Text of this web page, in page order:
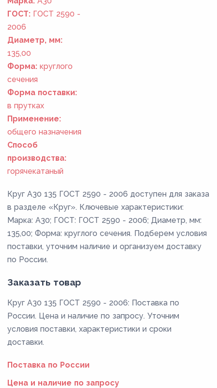
ГОСТ: ГОСТ 2590 -
2006
Диаметр, мм:
135,00
Форма: круглого
сечения
Форма поставки:
в прутках
Применение:
общего назначения
Способ
производства:
горячекатаный
Круг А30 135 ГОСТ 2590 - 2006 доступен для заказа
в разделе «Круг». Ключевые характеристики:
Марка: А30; ГОСТ: ГОСТ 2590 - 2006; Диаметр, мм:
135,00; Форма: круглого сечения. Подберем условия
поставки, уточним наличие и организуем доставку
по России.
Заказать товар
Круг А30 135 ГОСТ 2590 - 2006: Поставка по
России. Цена и наличие по запросу. Уточним
условия поставки, характеристики и сроки
доставки.
Поставка по России
Цена и наличие по запросу